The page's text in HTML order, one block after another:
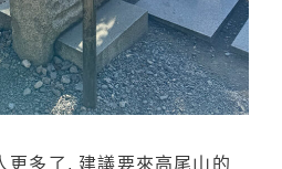
更多了, 建議要來高尾山的